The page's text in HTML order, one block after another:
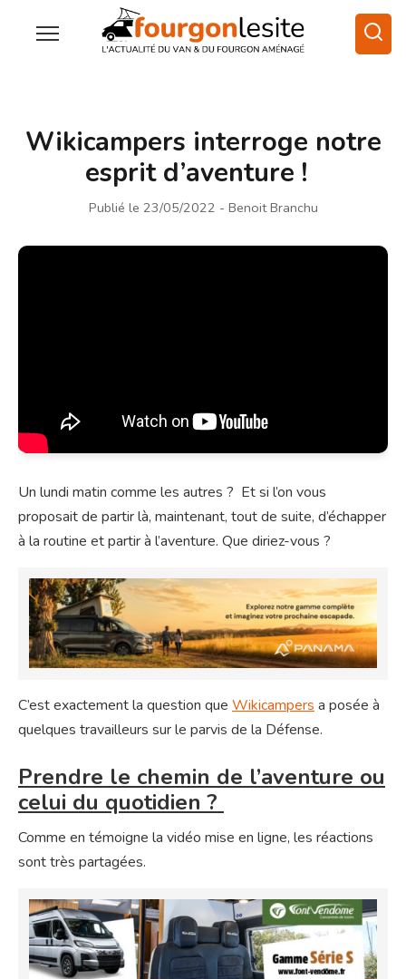
Wikicampers interroge notre
esprit d’aventure !
Publié le 23/05/2022 - Benoit Branchu
Un lundi matin comme les autres ? Et si l’on vous
proposait de partir là, maintenant, tout de suite, d’échapper
à la routine et partir à l’aventure. Que diriez-vous ?
C’est exactement la question que Wikicampers a posée à
quelques travailleurs sur le parvis de la Défense.
Prendre le chemin de l’aventure ou
celui du quotidien ?
Comme en témoigne la vidéo mise en ligne, les réactions
sont très partagées.